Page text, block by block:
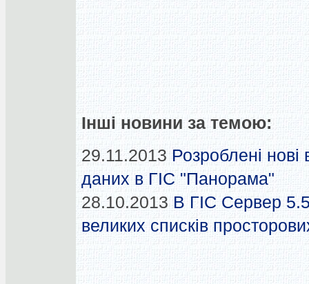
Інші новини за темою:
29.11.2013 Розроблені нові
даних в ГІС "Панорама"
28.10.2013 В ГІС Сервер
великих списків